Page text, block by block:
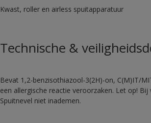
Kwast, roller en airless spuitapparatuur
Technische &
Bevat 1,2-benzisothiazool-3(2H)-on, C(M)IT/
een allergische reactie veroorzaken. Let op!
Spuitnevel niet inademen.